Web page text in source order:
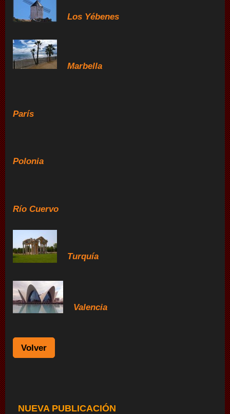
Los Yébenes
Marbella
París
Polonia
Río Cuervo
Turquía
Valencia
Volver
NUEVA PUBLICACIÓN